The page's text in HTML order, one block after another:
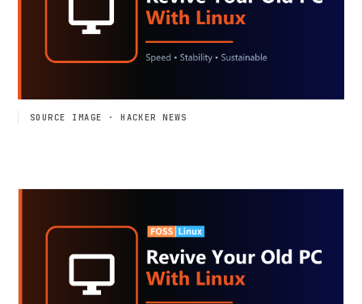
SOURCE IMAGE · HACKER NEWS